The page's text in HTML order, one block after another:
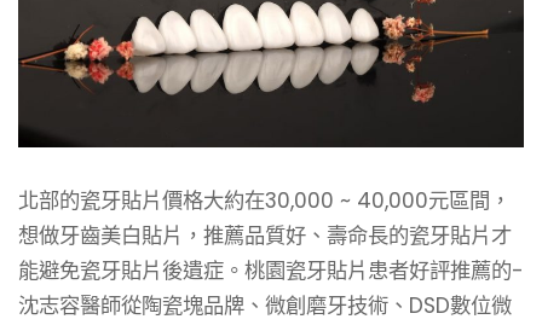
北部的瓷牙貼片價格大約在30,000 ~ 40,000元區間，
想做牙齒美白貼片，推薦品質好、壽命長的瓷牙貼片才
能避免瓷牙貼片後遺症。桃園瓷牙貼片患者好評推薦的-
沈志容醫師從陶瓷塊品牌、微創磨牙技術、DSD數位微